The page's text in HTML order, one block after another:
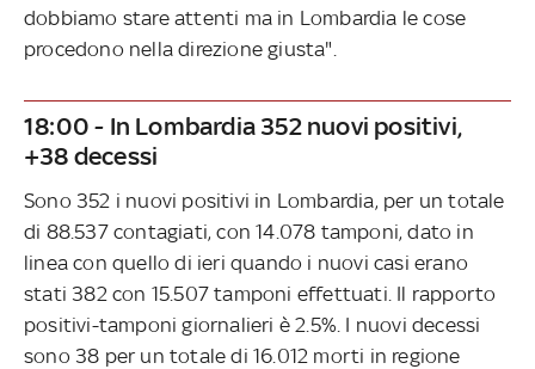
dobbiamo stare attenti ma in Lombardia le cose
procedono nella direzione giusta".
18:00 - In Lombardia 352 nuovi positivi,
+38 decessi
Sono 352 i nuovi positivi in Lombardia, per un totale
di 88.537 contagiati, con 14.078 tamponi, dato in
linea con quello di ieri quando i nuovi casi erano
stati 382 con 15.507 tamponi effettuati. Il rapporto
positivi-tamponi giornalieri è 2.5%. I nuovi decessi
sono 38 per un totale di 16.012 morti in regione